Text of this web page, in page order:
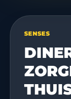
SENSES